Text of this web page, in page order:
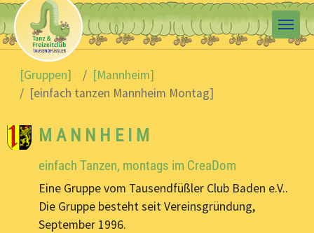
Skip to main content
You are here:
[Gruppen]
[Mannheim]
[einfach tanzen Mannheim Montag]
M A N N H E I M
einfach Tanzen, montags im CreaDom
Eine Gruppe vom Tausendfüßler Club Baden e.V..
Die Gruppe besteht seit Vereinsgründung,
September 1996.